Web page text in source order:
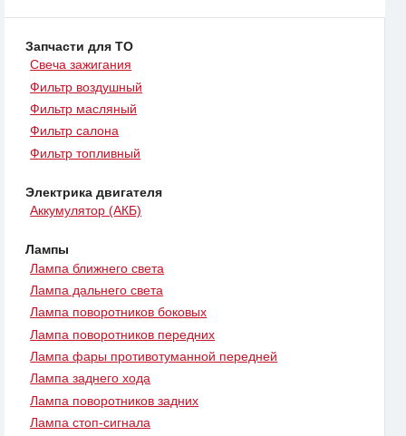
Запчасти для ТО
Свеча зажигания
Фильтр воздушный
Фильтр масляный
Фильтр салона
Фильтр топливный
Электрика двигателя
Аккумулятор (АКБ)
Лампы
Лампа ближнего света
Лампа дальнего света
Лампа поворотников боковых
Лампа поворотников передних
Лампа фары противотуманной передней
Лампа заднего хода
Лампа поворотников задних
Лампа стоп-сигнала